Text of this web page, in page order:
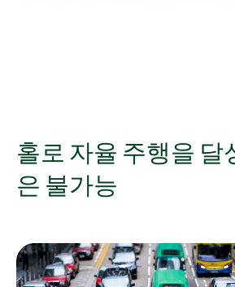
홀로 자율 주행을 달
은 불가능